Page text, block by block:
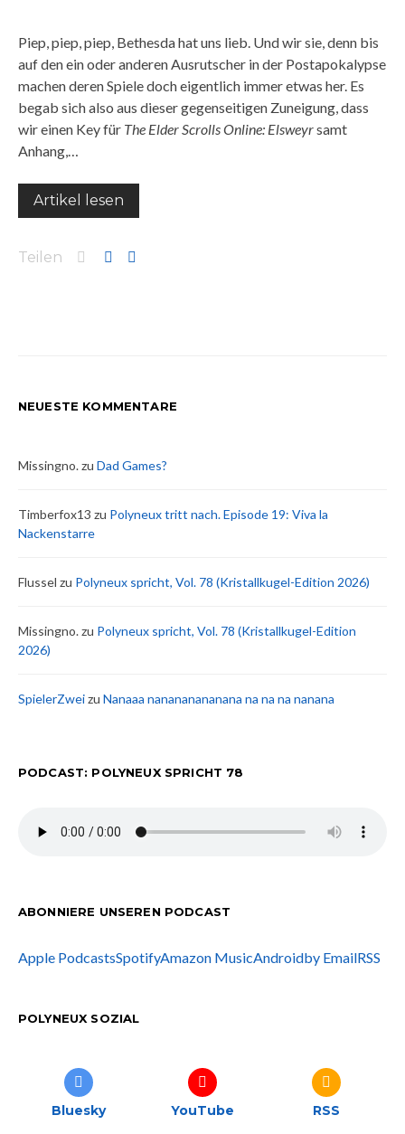
Piep, piep, piep, Bethesda hat uns lieb. Und wir sie, denn bis
auf den ein oder anderen Ausrutscher in der Postapokalypse
machen deren Spiele doch eigentlich immer etwas her. Es
begab sich also aus dieser gegenseitigen Zuneigung, dass
wir einen Key für The Elder Scrolls Online: Elsweyrsamt
Anhang,…
Artikel lesen
Teilen
NEUESTE KOMMENTARE
Missingno.zu Dad Games?
Timberfox13 zu Polyneux tritt nach. Episode 19: Viva la
Nackenstarre
Flussel zu Polyneux spricht, Vol. 78 (Kristallkugel-Edition 2026)
Missingno.zu Polyneux spricht, Vol. 78 (Kristallkugel-Edition
2026)
SpielerZweizu Nanaaa nanananananana na na na nanana
PODCAST: POLYNEUX SPRICHT 78
ABONNIERE UNSEREN PODCAST
Apple PodcastsSpotifyAmazon MusicAndroidby EmailRSS
POLYNEUX SOZIAL
Bluesky YouTube RSS